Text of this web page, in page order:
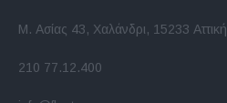
Μ. Ασίας 43, Χαλάνδρι, 15233 Αττική
210 77.12.400